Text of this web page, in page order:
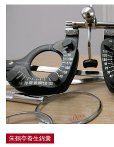
朱鶴亭養生錦囊